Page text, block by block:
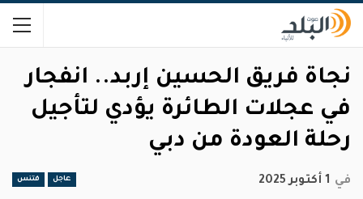
نجاة فريق الحسين إربد.. انفجار
في عجلات الطائرة يؤدي لتأجيل
رحلة العودة من دبي
عاجل فتنس في 1 أكتوبر 2025